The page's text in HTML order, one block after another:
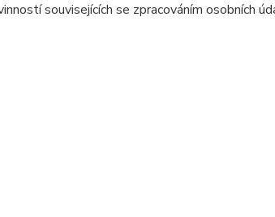
souvisejících se zpracováním osobních